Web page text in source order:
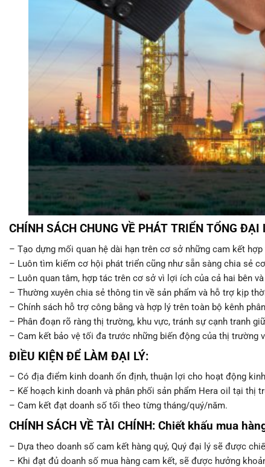
CHÍNH SÁCH CHUNG VỀ PHÁT TRIỂN TỔNG ĐẠI
– Tạo dựng mối quan hệ dài hạn trên cơ sở những cam kết
– Luôn tìm kiếm cơ hội phát triển cũng như sẵn sàng chia sẻ
– Luôn quan tâm, hợp tác trên cơ sở vì lợi ích của cả hai bên
– Thường xuyên chia sẻ thông tin về sản phẩm và hỗ trợ kịp
– Chính sách hỗ trợ công bằng và hợp lý trên toàn bộ kênh
– Phân đoạn rõ ràng thị trường, khu vực, tránh sự cạnh tranh
– Cam kết bảo vệ tối đa trước những biến động của thị trường
ĐIỀU KIỆN ĐỂ LÀM ĐẠI LÝ:
– Có địa điểm kinh doanh ổn định, thuận lợi cho hoạt động
– Kế hoạch kinh doanh và phân phối sản phẩm Hera oil tại thị
– Cam kết đạt doanh số tối theo từng tháng/quý/năm.
CHÍNH SÁCH VỀ TÀI CHÍNH: Chiết khấu mua
– Dựa theo doanh số cam kết hàng quý, Quý đại lý sẽ được
– Khi đạt đủ doanh số mua hàng cam kết, sẽ được hưởng